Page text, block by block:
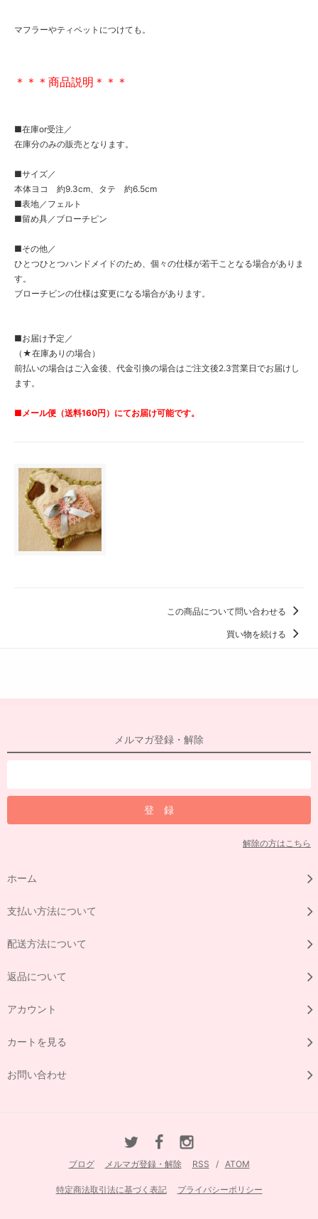
マフラーやティペットにつけても。
＊＊＊商品説明＊＊＊
■在庫or受注／
在庫分のみの販売となります。
■サイズ／
本体ヨコ 約9.3cm、タテ 約6.5cm
■表地／フェルト
■留め具／ブローチピン
■その他／
ひとつひとつハンドメイドのため、個々の仕様が若干ことなる場合がありま
す。
ブローチビンの仕様は変更になる場合があります。
■お届け予定／
（★在庫ありの場合）
前払いの場合はご入金後、代金引換の場合はご注文後2.3営業日でお届けし
ます。
■メール便（送料160円）にてお届け可能です。
この商品について問い合わせる
買い物を続ける
メルマガ登録・解除
解除の方はこちら
ホーム
支払い方法について
配送方法について
返品について
アカウント
カートを見る
お問い合わせ
ブログ メルマガ登録・解除 RSS / ATOM
特定商法取引法に基づく表記 プライバシーポリシー